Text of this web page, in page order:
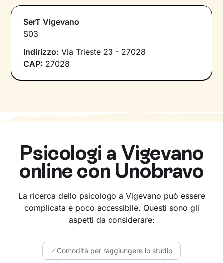
SerT Vigevano
S03
Indirizzo: Via Trieste 23 - 27028
CAP: 27028
Psicologi a Vigevano
online con Unobravo
La ricerca dello psicologo a Vigevano può essere
complicata e poco accessibile. Questi sono gli
aspetti da considerare:
Comodità per raggiungere lo studio